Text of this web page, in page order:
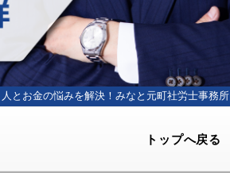
人とお金の悩みを解決！ みなと元町社労士事務所
トップへ戻る